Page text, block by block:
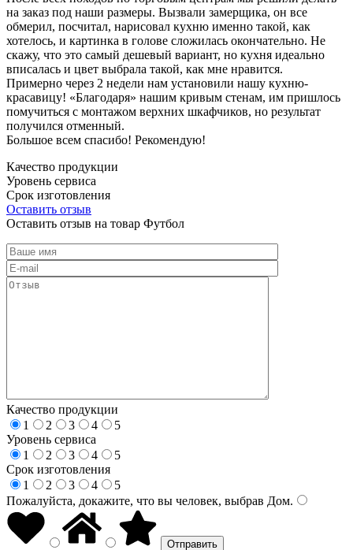
на заказ под наши размеры. Вызвали замерщика, он все
обмерил, посчитал, нарисовал кухню именно такой, как
хотелось, и картинка в голове сложилась окончательно. Не
скажу, что это самый дешевый вариант, но кухня идеально
вписалась и цвет выбрала такой, как мне нравится.
Примерно через 2 недели нам установили нашу кухню-
красавицу! «Благодаря» нашим кривым стенам, им пришлось
помучиться с монтажом верхних шкафчиков, но результат
получился отменный.
Большое всем спасибо! Рекомендую!
Качество продукции
Уровень сервиса
Срок изготовления
Оставить отзыв
Оставить отзыв на товар Футбол
Качество продукции
1
2 3 4
5
Уровень сервиса
1
2 3 4
5
Срок изготовления
1
2 3 4
5
Пожалуйста, докажите, что вы человек, выбрав Дом.